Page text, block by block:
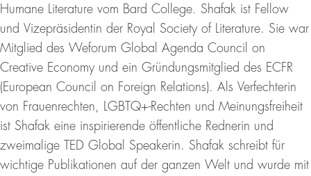
Humane Literature vom Bard College. Shafak ist Fellow
und Vizepräsidentin der Royal Society of Literature. Sie war
Mitglied des Weforum Global Agenda Council on
Creative Economy und ein Gründungsmitglied des ECFR
(European Council on Foreign Relations). Als Verfechterin
von Frauenrechten, LGBTQ+-Rechten und Meinungsfreiheit
ist Shafak eine inspirierende öffentliche Rednerin und
zweimalige TED Global Speakerin. Shafak schreibt für
wichtige Publikationen auf der ganzen Welt und wurde mit